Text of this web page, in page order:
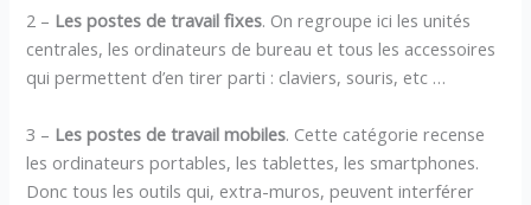
2 – Les postes de travail fixes. On regroupe ici les unités
centrales, les ordinateurs de bureau et tous les accessoires
qui permettent d’en tirer parti : claviers, souris, etc …
3 – Les postes de travail mobiles. Cette catégorie recense
les ordinateurs portables, les tablettes, les smartphones.
Donc tous les outils qui, extra-muros, peuvent interférer